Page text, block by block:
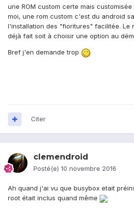
une ROM custom certe mais
moi, une rom custom c'est du android
l'installation des "fioritures" facilitée. Le
déjà fait soit à choisir une option au
Bref j'en demande trop
Citer
clemendroid
Posté(e) 10 novembre 2016
Ah quand j'ai vu que busybox etait
root était inclus quand même